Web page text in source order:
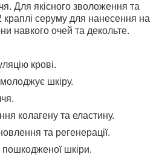
Для якісного зволоження та
краплі серуму для нанесення на
навкого очей та декольте.
крові.
шкіру.
колагену та еластину.
та регенерації.
шкіри.